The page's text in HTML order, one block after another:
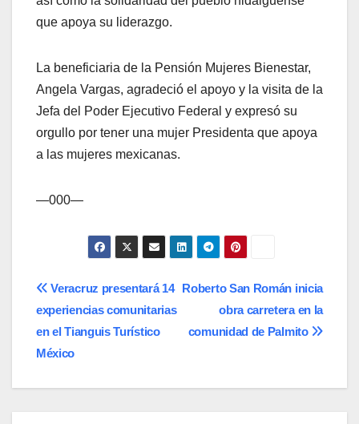
que apoya su liderazgo.
La beneficiaria de la Pensión Mujeres Bienestar,
Angela Vargas, agradeció el apoyo y la visita de la
Jefa del Poder Ejecutivo Federal y expresó su
orgullo por tener una mujer Presidenta que apoya
a las mujeres mexicanas.
—000—
Navegación
de
entradas
Roberto San Román inicia
obra carretera en la
comunidad de Palmito
Veracruz presentará 14
experiencias comunitarias
en el Tianguis Turístico
México